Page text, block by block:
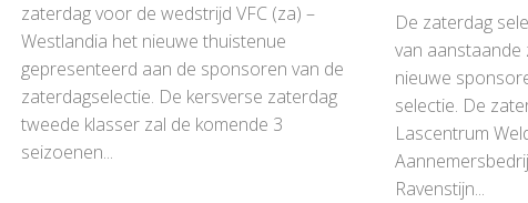
zaterdag voor de wedstrijd VFC (za) –
Westlandia het nieuwe thuistenue
gepresenteerd aan de sponsoren van de
zaterdagselectie. De kersverse zaterdag
tweede klasser zal de komende 3
seizoenen...
De zaterdag
van
nieuwe
selectie. De
Lascentrum
Ravenstijn...